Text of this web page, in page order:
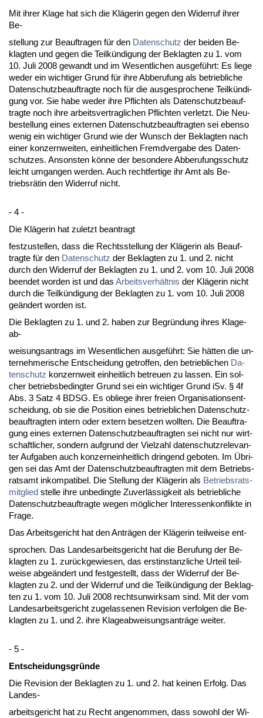
Mit ih­rer Kla­ge hat sich die Kläge­rin ge­gen den Wi­der­ruf ih­rer
Be-
stel­lung zur Be­auf­tra­gen für den Da­ten­schutz der bei­den Be­
klag­ten und ge­gen die Teilkündi­gung der Be­klag­ten zu 1. vom
10. Ju­li 2008 ge­wandt und im We­sent­li­chen aus­geführt: Es lie­ge
we­der ein wich­ti­ger Grund für ih­re Ab­be­ru­fung als be­trieb­li­che
Da­ten­schutz­be­auf­trag­te noch für die aus­ge­spro­che­ne Teilkündi­
gung vor. Sie ha­be we­der ih­re Pflich­ten als Da­ten­schutz­be­auf­
trag­te noch ih­re ar­beits­ver­trag­li­chen Pflich­ten ver­letzt. Die Neu­
be­stel­lung ei­nes ex­ter­nen Da­ten­schutz­be­auf­trag­ten sei eben­so
we­nig ein wich­ti­ger Grund wie der Wunsch der Be­klag­ten nach
ei­ner kon­zern­wei­ten, ein­heit­li­chen Fremd­ver­ga­be des Da­ten­
schut­zes. An­sons­ten könne der be­son­de­re Ab­be­ru­fungs­schutz
leicht um­gan­gen wer­den. Auch recht­fer­ti­ge ihr Amt als Be­
triebsrätin den Wi­der­ruf nicht.
- 4 -
Die Kläge­rin hat zu­letzt be­an­tragt
fest­zu­stel­len, dass die Rechts­stel­lung der Kläge­rin als Be­auf­
trag­te für den Da­ten­schutz der Be­klag­ten zu 1. und 2. nicht
durch den Wi­der­ruf der Be­klag­ten zu 1. und 2. vom 10. Ju­li 2008
be­en­det wor­den ist und das Ar­beits­verhält­nis der Kläge­rin nicht
durch die Teilkündi­gung der Be­klag­ten zu 1. vom 10. Ju­li 2008
geändert wor­den ist.
Die Be­klag­ten zu 1. und 2. ha­ben zur Be­gründung ih­res Kla­ge­
ab-
wei­sungs­an­trags im We­sent­li­chen aus­geführt: Sie hätten die un­
ter­neh­me­ri­sche Ent­schei­dung ge­trof­fen, den be­trieb­li­chen Da­
ten­schutz kon­zern­weit ein­heit­lich be­treu­en zu las­sen. Ein sol­
cher be­triebs­be­ding­ter Grund sei ein wich­ti­ger Grund iSv. § 4f
Abs. 3 Satz 4 BDSG. Es ob­lie­ge ih­rer frei­en Or­ga­ni­sa­ti­ons­ent­
schei­dung, ob sie die Po­si­ti­on ei­nes be­trieb­li­chen Da­ten­schutz­
be­auf­trag­ten in­tern oder ex­tern be­set­zen woll­ten. Die Be­auf­tra­
gung ei­nes ex­ter­nen Da­ten­schutz­be­auf­trag­ten sei nicht nur wirt­
schaft­li­cher, son­dern auf­grund der Viel­zahl da­ten­schutz­re­le­van­
ter Auf­ga­ben auch kon­zern­ein­heit­lich drin­gend ge­bo­ten. Im Übri­
gen sei das Amt der Da­ten­schutz­be­auf­trag­ten mit dem Be­triebs­
rats­amt in­kom­pa­ti­bel. Die Stel­lung der Kläge­rin als Be­triebs­rats­
mit­glied stel­le ih­re un­be­ding­te Zu­verlässig­keit als be­trieb­li­che
Da­ten­schutz­be­auf­trag­te we­gen mögli­cher In­ter­es­sen­kon­flik­te in
Fra­ge.
Das Ar­beits­ge­richt hat den Anträgen der Kläge­rin teil­wei­se ent-
spro­chen. Das Lan­des­ar­beits­ge­richt hat die Be­ru­fung der Be­
klag­ten zu 1. zurück­ge­wie­sen, das erst­in­stanz­li­che Ur­teil teil­
wei­se ab­geändert und fest­ge­stellt, dass der Wi­der­ruf der Be­
klag­ten zu 2. und der Wi­der­ruf und die Teilkündi­gung der Be­klag­
ten zu 1. vom 10. Ju­li 2008 rechts­un­wirk­sam sind. Mit der vom
Lan­des­ar­beits­ge­richt zu­ge­las­se­nen Re­vi­si­on ver­fol­gen die Be­
klag­ten zu 1. und 2. ih­re Kla­ge­ab­wei­sungs­anträge wei­ter.
- 5 -
Ent­schei­dungs­gründe
Die Re­vi­si­on der Be­klag­ten zu 1. und 2. hat kei­nen Er­folg. Das
Lan­des-
ar­beits­ge­richt hat zu Recht an­ge­nom­men, dass so­wohl der Wi­